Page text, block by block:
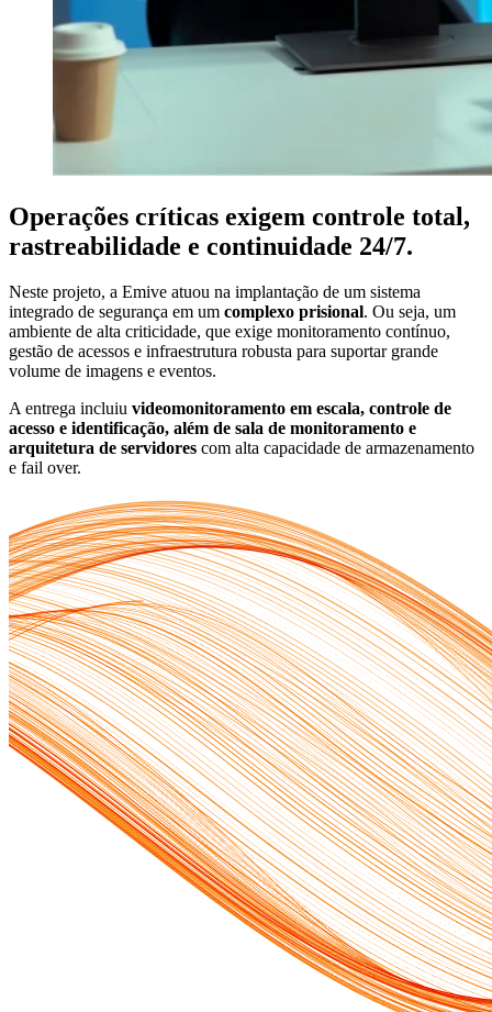
Operações críticas exigem controle total,
rastreabilidade e continuidade 24/7.
Neste projeto, a Emive atuou na implantação de um sistema
integrado de segurança em um complexo prisional. Ou seja, um
ambiente de alta criticidade, que exige monitoramento contínuo,
gestão de acessos e infraestrutura robusta para suportar grande
volume de imagens e eventos.
A entrega incluiu videomonitoramento em escala, controle de
acesso e identificação, além de sala de monitoramento e
arquitetura de servidores com alta capacidade de armazenamento
e fail over.